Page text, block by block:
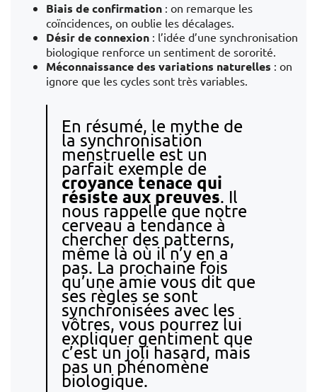
Biais de confirmation : on remarque les
coïncidences, on oublie les décalages.
Désir de connexion : l’idée d’une synchronisation
biologique renforce un sentiment de sororité.
Méconnaissance des variations naturelles : on
ignore que les cycles sont très variables.
En résumé, le mythe de
la synchronisation
menstruelle est un
parfait exemple de
croyance tenace qui
résiste aux preuves. Il
nous rappelle que notre
cerveau a tendance à
chercher des patterns,
même là où il n’y en a
pas. La prochaine fois
qu’une amie vous dit que
ses règles se sont
synchronisées avec les
vôtres, vous pourrez lui
expliquer gentiment que
c’est un joli hasard, mais
pas un phénomène
biologique.